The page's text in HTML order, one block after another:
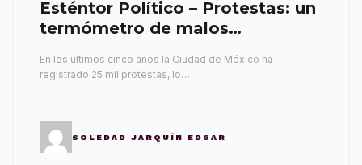
Esténtor Político – Protestas: un
termómetro de malos
En los últimos cinco años la Ciudad de México ha
registrado 25 mil protestas, lo…
SOLEDAD JARQUÍN EDGAR